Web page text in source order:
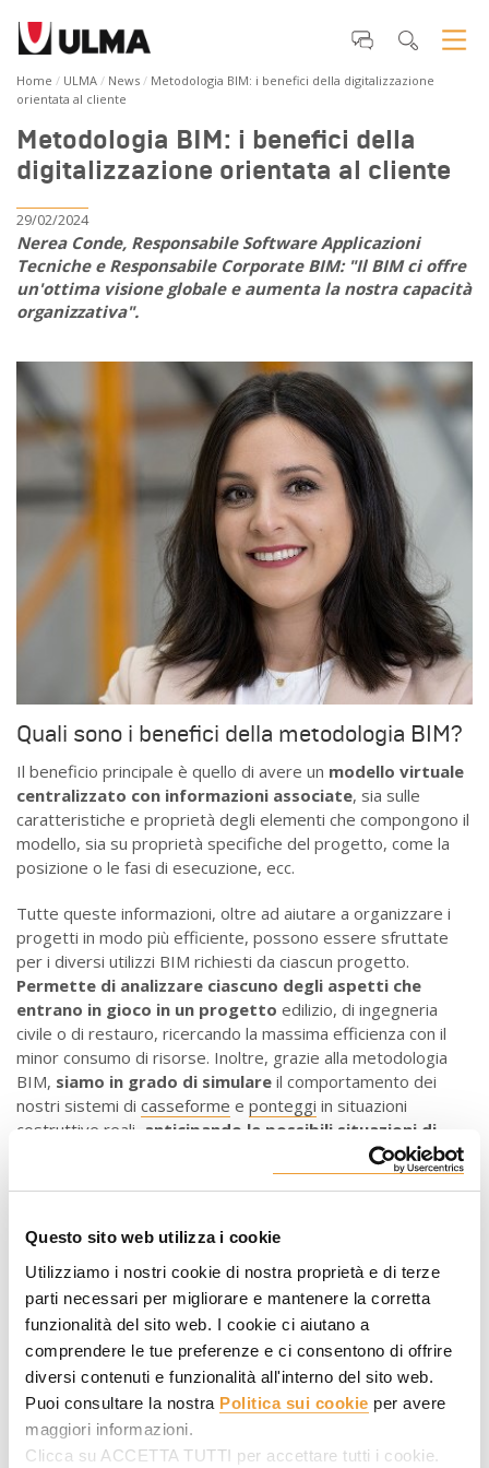
Questo sito web utilizza i cookie
Utilizziamo i nostri cookie di nostra proprietà e di terze
parti necessari per migliorare e mantenere la corretta
funzionalità del sito web. I cookie ci aiutano a
comprendere le tue preferenze e ci consentono di offrire
diversi contenuti e funzionalità all'interno del sito web.
Puoi consultare la nostra Politica sui cookie per avere
maggiori informazioni.
Clicca su ACCETTA TUTTI per accettare tutti i cookie.
Home ULMA News
Metodologia BIM: i benefici della digitalizzazione
orientata al cliente
Metodologia BIM: i benefici della
digitalizzazione orientata al cliente
29/02/2024
Nerea Conde, Responsabile Software Applicazioni
Tecniche e Responsabile Corporate BIM: "Il BIM ci offre
un'ottima visione globale e aumenta la nostra capacità
organizzativa".
Quali sono i benefici della metodologia BIM?
Il beneficio principale è quello di avere un modello virtuale
centralizzato con informazioni associate, sia sulle
caratteristiche e proprietà degli elementi che compongono il
modello, sia su proprietà specifiche del progetto, come la
posizione o le fasi di esecuzione, ecc.
Tutte queste informazioni, oltre ad aiutare a organizzare i
progetti in modo più efficiente, possono essere sfruttate
per i diversi utilizzi BIM richiesti da ciascun progetto.
Permette di analizzare ciascuno degli aspetti che
entrano in gioco in un progetto edilizio, di ingegneria
civile o di restauro, ricercando la massima efficienza con il
minor consumo di risorse. Inoltre, grazie alla metodologia
BIM, siamo in grado di simulare il comportamento dei
nostri sistemi di casseforme e ponteggi in situazioni
costruttive reali, anticipando le possibili situazioni di
rischio e progettando la soluzione più sicura ed
prima dell'esecuzione del progetto.
passo avanti rispetto all'attuale domanda del mercato,
applicando questa metodologia nella maggior parte dei
nostri progetti. A seconda delle caratteristiche di ogni
progetto, anche se il cliente non lo richiede, organizziamo i
progetti BIM definendo gli aspetti da inserire nel modello
per utilizzare al meglio queste informazioni. Nei progetti su
larga scala, ci fornisce una grande visione globale e aumenta
la capacità di organizzare il progetto. Il fatto di avere i dati
temporali, ad esempio, ci permette di effettuare la
programmazione e la pianificazione dei materiali durante lo